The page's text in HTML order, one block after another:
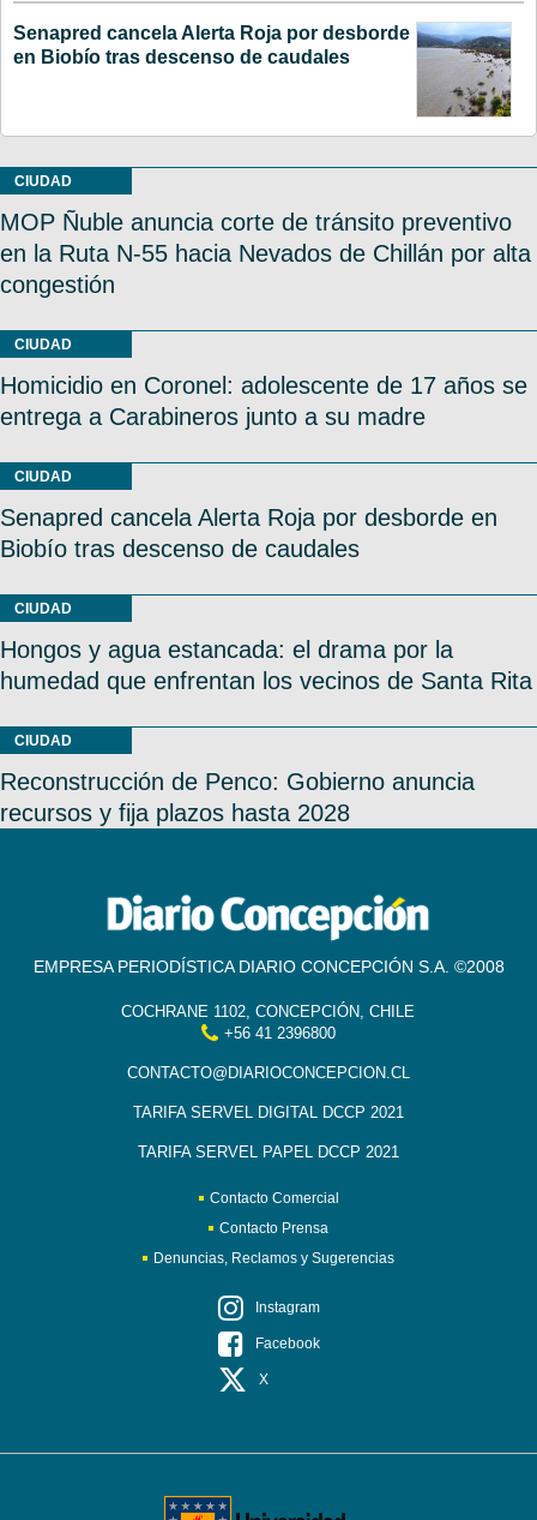
Senapred cancela Alerta Roja por desborde
en Biobío tras descenso de caudales
CIUDAD
MOP Ñuble anuncia corte de tránsito preventivo
en la Ruta N-55 hacia Nevados de Chillán por alta
congestión
CIUDAD
Homicidio en Coronel: adolescente de 17 años se
entrega a Carabineros junto a su madre
CIUDAD
Senapred cancela Alerta Roja por desborde en
Biobío tras descenso de caudales
CIUDAD
Hongos y agua estancada: el drama por la
humedad que enfrentan los vecinos de Santa Rita
CIUDAD
Reconstrucción de Penco: Gobierno anuncia
recursos y fija plazos hasta 2028
EMPRESA PERIODÍSTICA DIARIO CONCEPCIÓN S.A. ©2008
COCHRANE 1102, CONCEPCIÓN, CHILE
+56 41 2396800
CONTACTO@DIARIOCONCEPCION.CL
TARIFA SERVEL DIGITAL DCCP 2021
TARIFA SERVEL PAPEL DCCP 2021
Contacto Comercial
Contacto Prensa
Denuncias, Reclamos y Sugerencias
Instagram
Facebook
X